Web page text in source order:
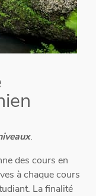
.
des cours en
à chaque cours
La finalité